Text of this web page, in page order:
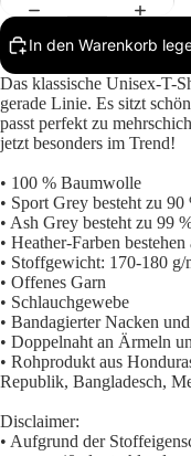
In den Warenkorb
Das klassische Unisex-T-
gerade Linie. Es sitzt
passt perfekt zu
jetzt besonders im Trend!
• 100 % Baumwolle
• Sport Grey besteht zu
• Ash Grey besteht zu 99
• Heather-Farben
• Stoffgewicht: 170-180 g/
• Offenes Garn
• Schlauchgewebe
• Bandagierter Nacken
• Doppelnaht an Ärmeln
• Rohprodukt aus
Republik, Bangladesch,
Disclaimer:
• Aufgrund der